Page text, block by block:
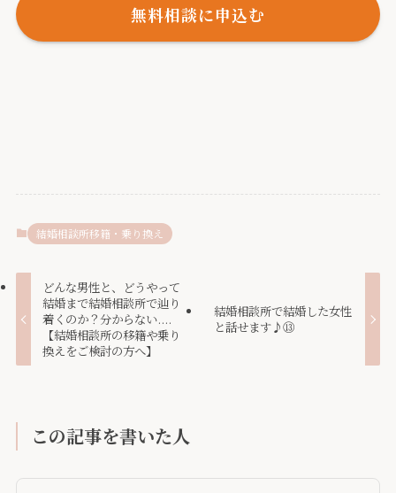
無料相談に申込む
結婚相談所移籍・乗り換え
どんな男性と、どうやって
結婚まで結婚相談所で辿り
着くのか？分からない....
【結婚相談所の移籍や乗り
換えをご検討の方へ】
結婚相談所で結婚した女性
と話せます♪⑬
この記事を書いた人